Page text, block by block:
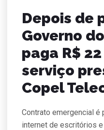
Depois de
Governo
paga R$
serviço
Copel
Contrato emergencial é
internet de escritórios